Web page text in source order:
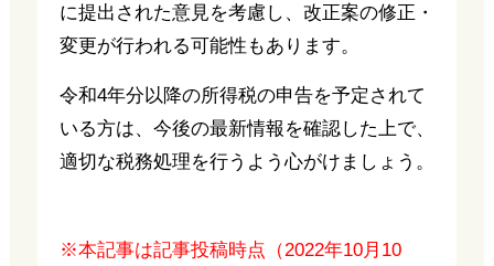
に提出された意見を考慮し、改正案の修正・
変更が行われる可能性もあります。
令和4年分以降の所得税の申告を予定されて
いる方は、今後の最新情報を確認した上で、
適切な税務処理を行うよう心がけましょう。
※本記事は記事投稿時点（2022年10月10